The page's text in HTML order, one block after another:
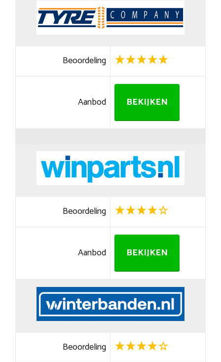
Beoordeling
Aanbod BEKIJKEN
Beoordeling
Aanbod BEKIJKEN
Beoordeling